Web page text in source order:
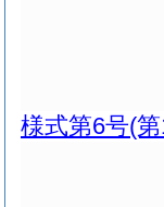
様式第6号(